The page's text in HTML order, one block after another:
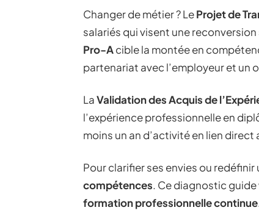
Changer de métier ? LeProjet de
salariés qui visent une
Pro-Acible la montée en
partenariat avec l’employeur et un
LaValidation des Acquis de
l’expérience professionnelle en
moins un an d’activité en lien
Pour clarifier ses envies ou
compétences. Ce diagnostic guide
formation professionnelle continue